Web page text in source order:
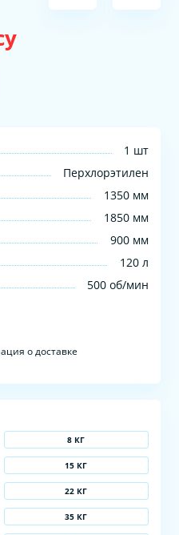
1 шт
Перхлорэтилен
1350 мм
1850 мм
900 мм
120 л
500 об/мин
о доставке
8 КГ
15 КГ
22 КГ
35 КГ